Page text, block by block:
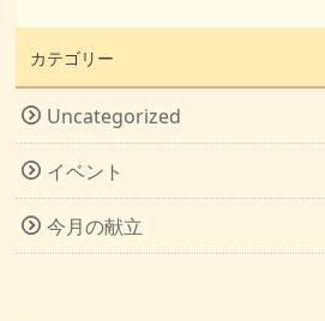
カテゴリー
Uncategorized
イベント
今月の献立